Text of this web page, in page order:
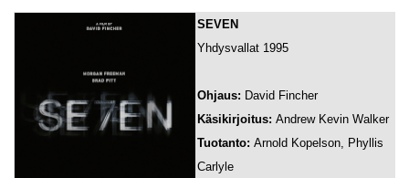
SEVEN
Yhdysvallat 1995
Ohjaus: David Fincher
Käsikirjoitus: Andrew Kevin Walker
Tuotanto: Arnold Kopelson, Phyllis
Carlyle